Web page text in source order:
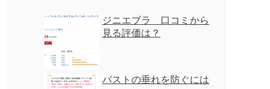
ジニエブラ 口コミから
見る評価は？
バストの垂れを防ぐには